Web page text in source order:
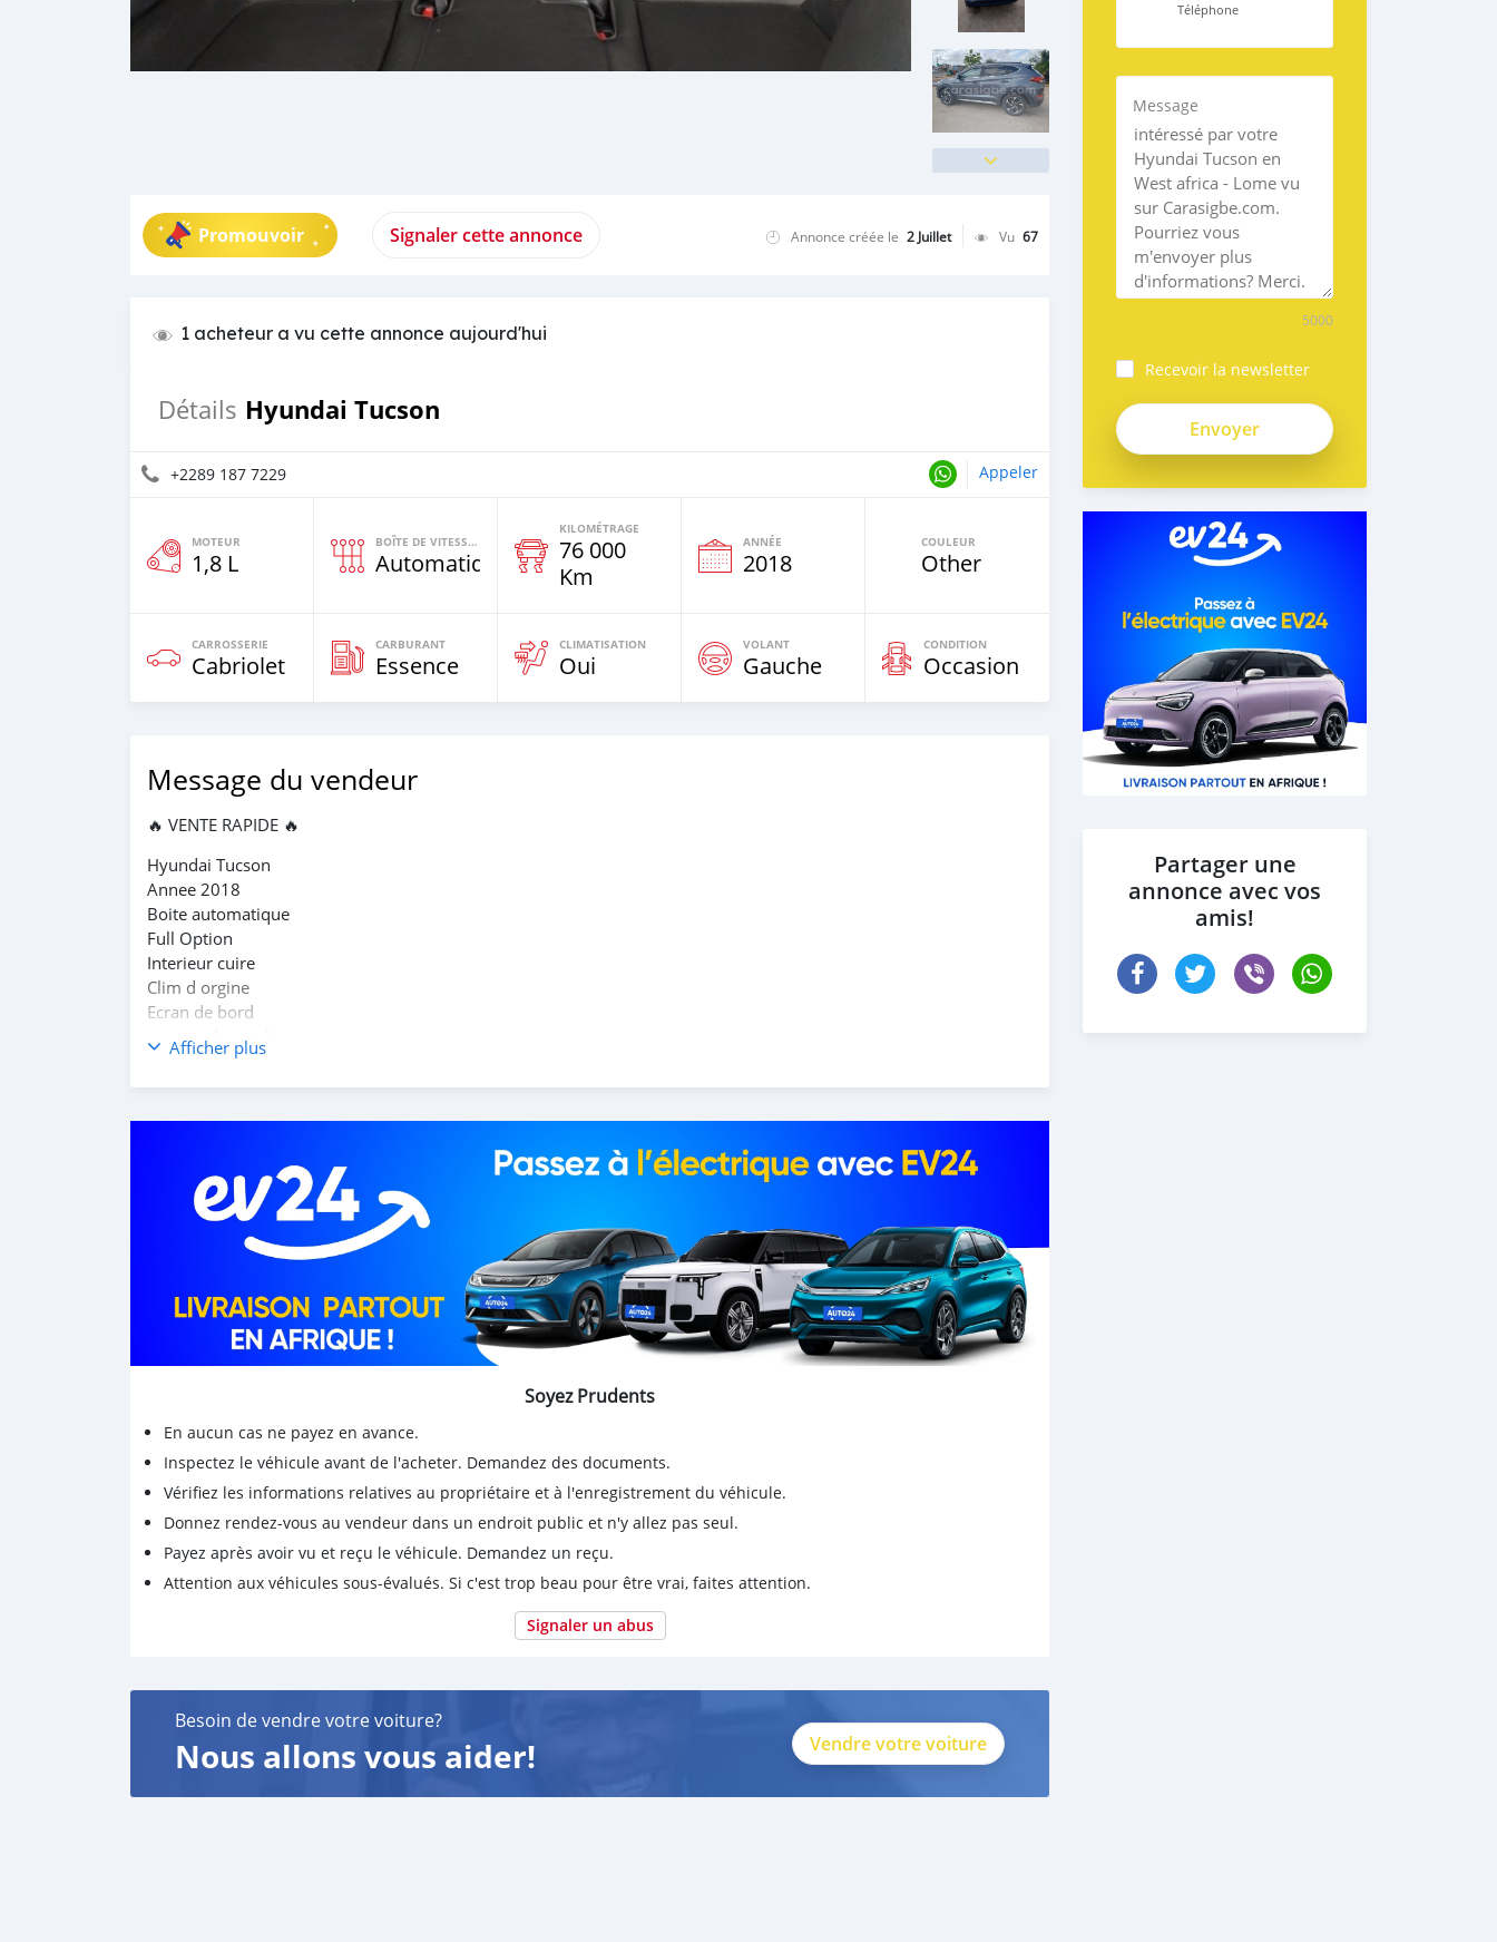
Promouvoir Signaler cette annonce Annonce créée le 2 Juillet Vu 67
1 acheteur a vu cette annonce aujourd'hui
Détails Hyundai Tucson
+2289 187 7229 Appeler
MOTEUR
1,8 L
BOÎTE DE VITESSES
Automatique
KILOMÉTRAGE
76 000
Km
ANNÉE
2018
COULEUR
Other
CARROSSERIE
Cabriolet
CARBURANT
Essence
CLIMATISATION
Oui
VOLANT
Gauche
CONDITION
Occasion
Message du vendeur
🔥 VENTE RAPIDE 🔥
Hyundai Tucson
Annee 2018
Boite automatique
Full Option
Interieur cuire
Clim d orgine
Ecran de bord
camera de recule
Toit Panoramique
Moteur Essence
Papiers a jours
Prix: *7.900.000cfa*
NB: Véhicule en super État
Afficher plus
Soyez Prudents
En aucun cas ne payez en avance.
Inspectez le véhicule avant de l'acheter. Demandez des documents.
Vérifiez les informations relatives au propriétaire et à l'enregistrement du véhicule.
Donnez rendez-vous au vendeur dans un endroit public et n'y allez pas seul.
Payez après avoir vu et reçu le véhicule. Demandez un reçu.
Attention aux véhicules sous-évalués. Si c'est trop beau pour être vrai, faites attention.
Signaler un abus
Besoin de vendre votre voiture?
Nous allons vous aider! Vendre votre voiture
Téléphone
Message
5000
Recevoir la newsletter
caMNPYDsLcMHo1c99YX-
Partager une
annonce avec vos
amis!